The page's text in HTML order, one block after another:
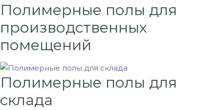
Полимерные полы для
производственных
помещений
Полимерные полы для
склада